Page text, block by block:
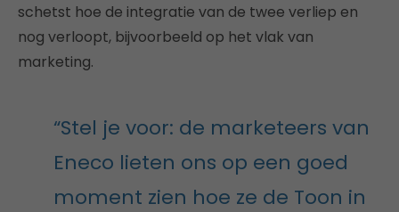
schetst hoe de integratie van de twee verliep en
nog verloopt, bijvoorbeeld op het vlak van
marketing.
“Stel je voor: de marketeers van
Eneco lieten ons op een goed
moment zien hoe ze de Toon in